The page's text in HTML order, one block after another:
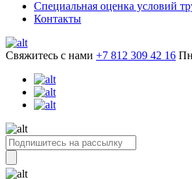
Специальная оценка условий
Контакты
Свяжитесь с нами +7 812 309 42 16